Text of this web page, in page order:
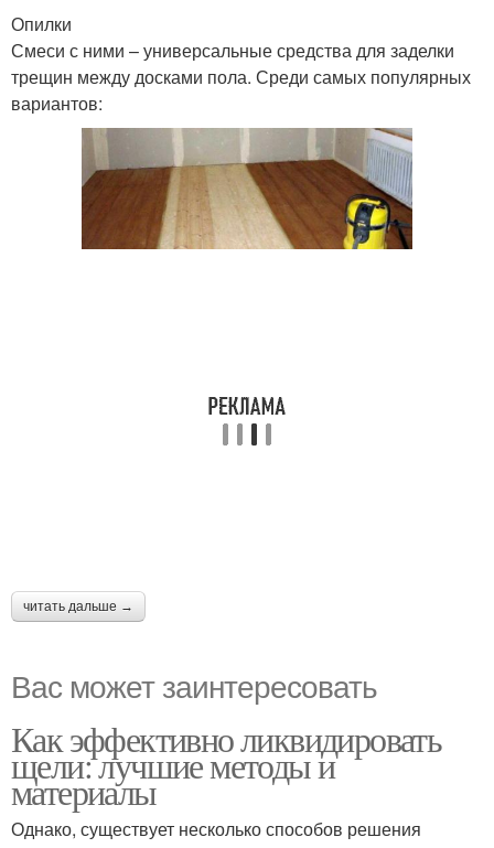
Опилки
Смеси с ними – универсальные средства для заделки
трещин между досками пола. Среди самых популярных
вариантов:
читать дальше →
Вас может заинтересовать
Как эффективно ликвидировать
щели: лучшие методы и
материалы
Однако, существует несколько способов решения